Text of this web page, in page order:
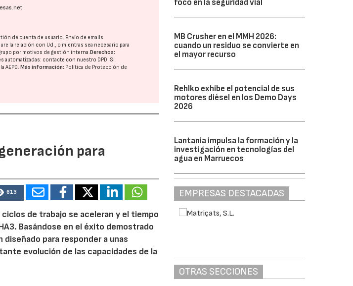
de cuenta de usuario. Envío de emails
la relación con Ud., o mientras sea necesario para
por motivos de gestión interna.Derechos:
automatizadas: contacte con nuestro DPD. Si
laAEPD.Más información: Política de Protección de
para
613
de trabajo se aceleran y el tiempo
Basándose en el éxito demostrado
para responder a unas
evolución de las capacidades de la
foco en la seguridad vial
MB Crusher en el MMH 2026:
cuando un residuo se convierte en
el mayor recurso
Rehlko exhibe el potencial de sus
motores diésel en los Demo Days
2026
Lantania impulsa la formación y la
investigación en tecnologías del
agua en Marruecos
EMPRESAS DESTACADAS
OTRAS SECCIONES